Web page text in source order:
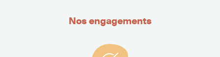
Nos engagements